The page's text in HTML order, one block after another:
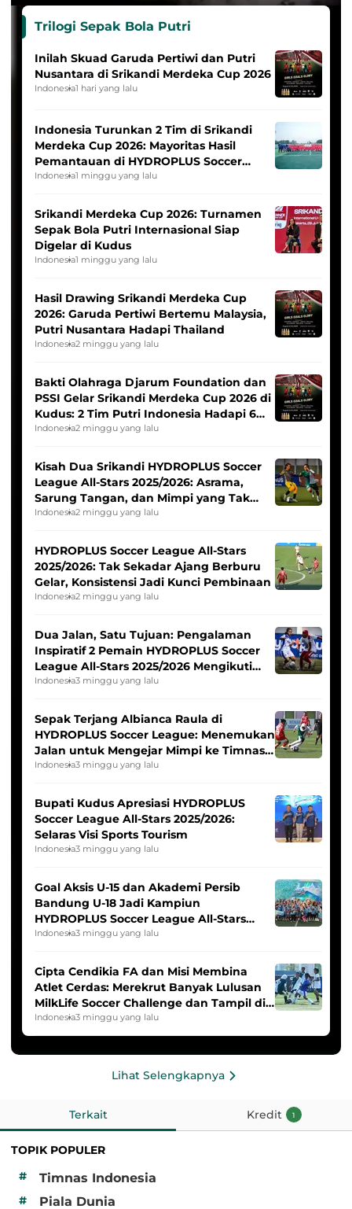
Trilogi Sepak Bola Putri
Inilah Skuad Garuda Pertiwi dan Putri
Nusantara di Srikandi Merdeka Cup 2026
Indonesia1 hari yang lalu
Indonesia Turunkan 2 Tim di Srikandi
Merdeka Cup 2026: Mayoritas Hasil
Pemantauan di HYDROPLUS Soccer
League
Indonesia1 minggu yang lalu
Srikandi Merdeka Cup 2026: Turnamen
Sepak Bola Putri Internasional Siap
Digelar di Kudus
Indonesia1 minggu yang lalu
Hasil Drawing Srikandi Merdeka Cup
2026: Garuda Pertiwi Bertemu Malaysia,
Putri Nusantara Hadapi Thailand
Indonesia2 minggu yang lalu
Bakti Olahraga Djarum Foundation dan
PSSI Gelar Srikandi Merdeka Cup 2026 di
Kudus: 2 Tim Putri Indonesia Hadapi 6
Tim Asia
Indonesia2 minggu yang lalu
Kisah Dua Srikandi HYDROPLUS Soccer
League All-Stars 2025/2026: Asrama,
Sarung Tangan, dan Mimpi yang Tak
Pernah Padam
Indonesia2 minggu yang lalu
HYDROPLUS Soccer League All-Stars
2025/2026: Tak Sekadar Ajang Berburu
Gelar, Konsistensi Jadi Kunci Pembinaan
Indonesia2 minggu yang lalu
Dua Jalan, Satu Tujuan: Pengalaman
Inspiratif 2 Pemain HYDROPLUS Soccer
League All-Stars 2025/2026 Mengikuti
Seleksi Timnas Indonesia Putri
Indonesia3 minggu yang lalu
Sepak Terjang Albianca Raula di
HYDROPLUS Soccer League: Menemukan
Jalan untuk Mengejar Mimpi ke Timnas
Indonesia Putri
Indonesia3 minggu yang lalu
Bupati Kudus Apresiasi HYDROPLUS
Soccer League All-Stars 2025/2026:
Selaras Visi Sports Tourism
Indonesia3 minggu yang lalu
Goal Aksis U-15 dan Akademi Persib
Bandung U-18 Jadi Kampiun
HYDROPLUS Soccer League All-Stars
2025/2026
Indonesia3 minggu yang lalu
Cipta Cendikia FA dan Misi Membina
Atlet Cerdas: Merekrut Banyak Lulusan
MilkLife Soccer Challenge dan Tampil di
HYDROPLUS Soccer League
Indonesia3 minggu yang lalu
Lihat Selengkapnya
Terkait Kredit 1
TOPIK POPULER
#
Timnas Indonesia
# Piala Dunia